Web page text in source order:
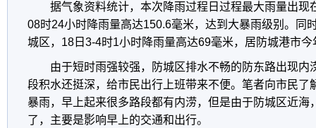
据气象资料统计，本次降雨过程日过程最大雨量出现
08时24小时降雨量高达150.6毫米，达到大暴雨级别。同
城区，18日3-4时1小时降雨量高达69毫米，居防城港市
由于短时雨强较强，防城区排水不畅的防东路出现内
段积水还挺深，给市民出行上班带来不便。笔者向市民了
暴雨，早上起来很多路段都有内涝，但是由于防城区近海
了，主要是影响早上的交通和出行。